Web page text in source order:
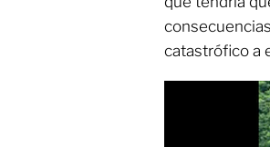
catastrófico a